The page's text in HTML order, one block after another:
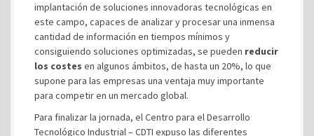
implantación de soluciones innovadoras tecnológicas en
este campo, capaces de analizar y procesar una inmensa
cantidad de información en tiempos mínimos y
consiguiendo soluciones optimizadas, se pueden reducir
los costes en algunos ámbitos, de hasta un 20%, lo que
supone para las empresas una ventaja muy importante
para competir en un mercado global.
Para finalizar la jornada, el Centro para el Desarrollo
Tecnológico Industrial – CDTI expuso las diferentes